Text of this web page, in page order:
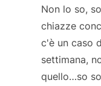
Non lo so,
chiazze
c'è un caso
settimana,
quello…so